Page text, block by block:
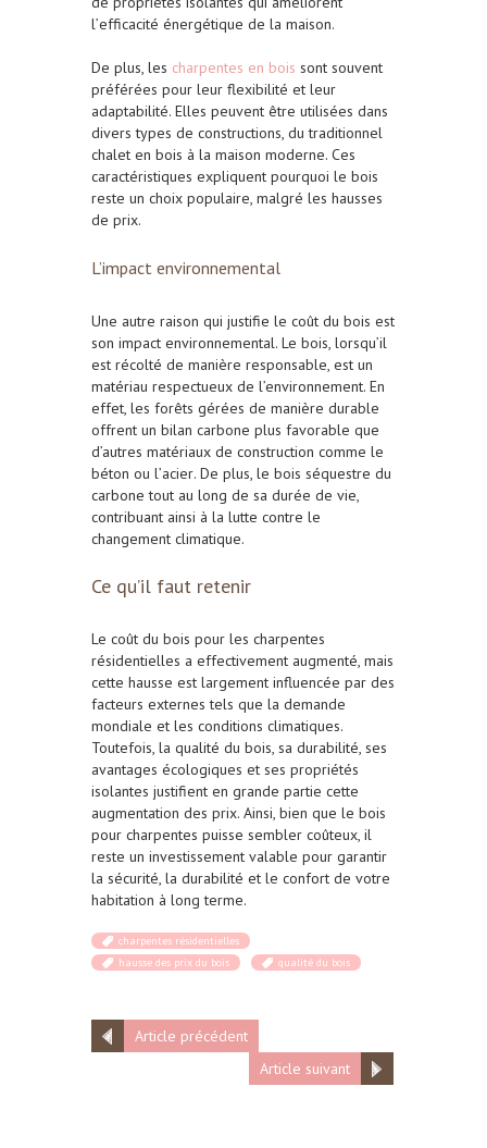
l’efficacité énergétique de la maison.
De plus, les charpentes en bois sont souvent
préférées pour leur flexibilité et leur
adaptabilité. Elles peuvent être utilisées dans
divers types de constructions, du traditionnel
chalet en bois à la maison moderne. Ces
caractéristiques expliquent pourquoi le bois
reste un choix populaire, malgré les hausses
de prix.
L’impact environnemental
Une autre raison qui justifie le coût du bois est
son impact environnemental. Le bois, lorsqu’il
est récolté de manière responsable, est un
matériau respectueux de l’environnement. En
effet, les forêts gérées de manière durable
offrent un bilan carbone plus favorable que
d’autres matériaux de construction comme le
béton ou l’acier. De plus, le bois séquestre du
carbone tout au long de sa durée de vie,
contribuant ainsi à la lutte contre le
changement climatique.
Ce qu’il faut retenir
Le coût du bois pour les charpentes
résidentielles a effectivement augmenté, mais
cette hausse est largement influencée par des
facteurs externes tels que la demande
mondiale et les conditions climatiques.
Toutefois, la qualité du bois, sa durabilité, ses
avantages écologiques et ses propriétés
isolantes justifient en grande partie cette
augmentation des prix. Ainsi, bien que le bois
pour charpentes puisse sembler coûteux, il
reste un investissement valable pour garantir
la sécurité, la durabilité et le confort de votre
habitation à long terme.
charpentes résidentielles
hausse des prix du bois
qualité du bois
Article précédent
Article suivant